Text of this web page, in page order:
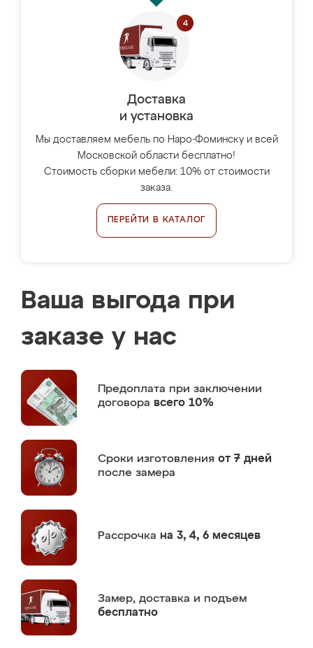
Доставка
и установка
Мы доставляем мебель по Наро-Фоминску и всей
Московской области бесплатно!
Стоимость сборки мебели: 10% от стоимости
заказа.
ПЕРЕЙТИ В КАТАЛОГ
Ваша выгода при
заказе у нас
Предоплата при заключении
договора всего 10%
Сроки изготовления от 7 дней
после замера
Рассрочка на 3, 4, 6 месяцев
Замер, доставка и подъем
бесплатно